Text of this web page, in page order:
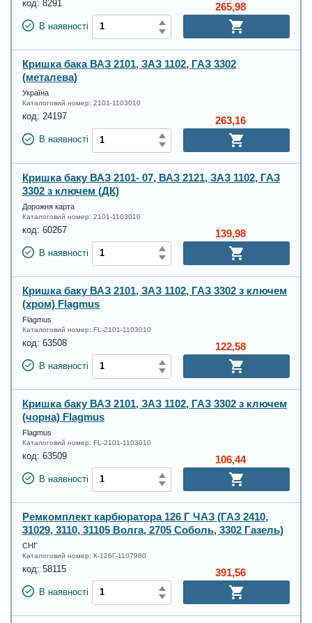
код: 8291
В наявності
265,98
Кришка бака ВАЗ 2101, ЗАЗ 1102, ГАЗ 3302
(металева)
Україна
Каталоговий номер: 2101-1103010
код: 24197
В наявності
263,16
Кришка баку ВАЗ 2101- 07, ВАЗ 2121, ЗАЗ 1102, ГАЗ
3302 з ключем (ДК)
Дорожня карта
Каталоговий номер: 2101-1103010
код: 60267
В наявності
139,98
Кришка баку ВАЗ 2101, ЗАЗ 1102, ГАЗ 3302 з ключем
(хром) Flagmus
Flagmus
Каталоговий номер: FL-2101-1103010
код: 63508
В наявності
122,58
Кришка баку ВАЗ 2101, ЗАЗ 1102, ГАЗ 3302 з ключем
(чорна) Flagmus
Flagmus
Каталоговий номер: FL-2101-1103010
код: 63509
В наявності
106,44
Ремкомплект карбюратора 126 Г ЧАЗ (ГАЗ 2410,
31029, 3110, 31105 Волга, 2705 Соболь, 3302 Газель)
СНГ
Каталоговий номер: К-126Г-1107980
код: 58115
В наявності
391,56